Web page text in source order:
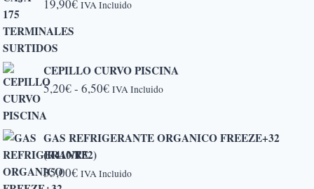
19,90€ IVA Incluido
CEPILLO CURVO PISCINA
5,20€- 6,50€Rango
desde
hasta
IVA Incluido
GAS REFRIGERANTE ORGANICO FREEZE+32
(R410/R32)
35,00€ IVA Incluido